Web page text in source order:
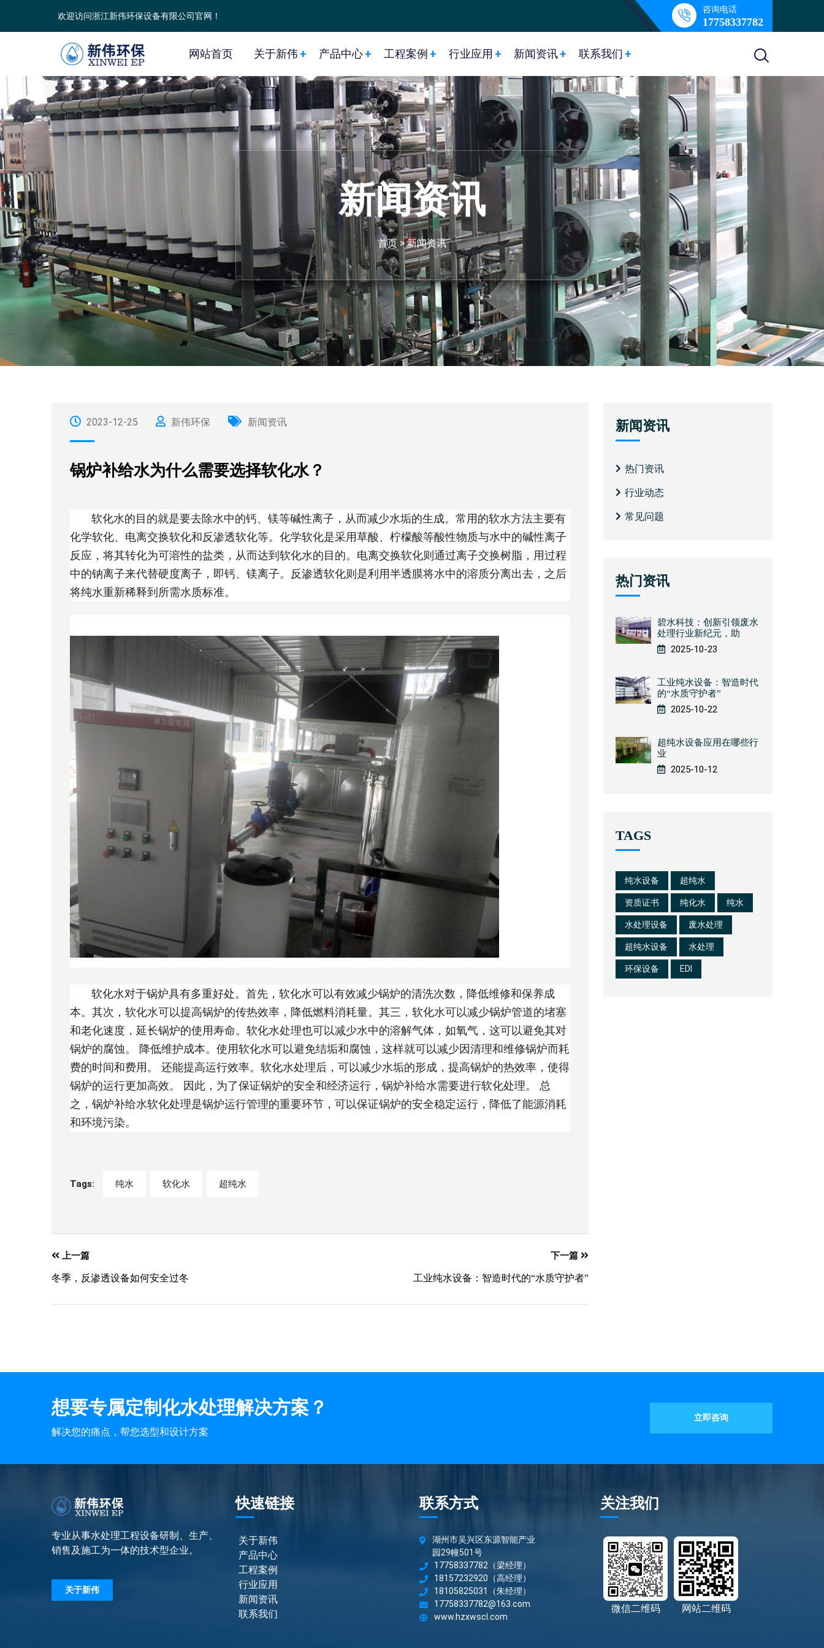
欢迎访问浙江新伟环保设备有限公司官网！
咨询电话
17758337782
网站首页 关于新伟 产品中心 工程案例 行业应用 新闻资讯 联系我们
新闻资讯
首页 >新闻资讯
2023-12-25 新伟环保 新闻资讯
锅炉补给水为什么需要选择软化水？
软化水的目的就是要去除水中的钙、镁等碱性离子，从而减少水垢的生成。常用的软水方法主要有
化学软化、电离交换软化和反渗透软化等。化学软化是采用草酸、柠檬酸等酸性物质与水中的碱性离子
反应，将其转化为可溶性的盐类，从而达到软化水的目的。电离交换软化则通过离子交换树脂，用过程
中的钠离子来代替硬度离子，即钙、镁离子。反渗透软化则是利用半透膜将水中的溶质分离出去，之后
将纯水重新稀释到所需水质标准。
软化水对于锅炉具有多重好处。首先，软化水可以有效减少锅炉的清洗次数，降低维修和保养成
本。其次，软化水可以提高锅炉的传热效率，降低燃料消耗量。其三，软化水可以减少锅炉管道的堵塞
和老化速度，延长锅炉的使用寿命。软化水处理也可以减少水中的溶解气体，如氧气，这可以避免其对
锅炉的腐蚀。 降低维护成本。使用软化水可以避免结垢和腐蚀，这样就可以减少因清理和维修锅炉而耗
费的时间和费用。 还能提高运行效率。软化水处理后，可以减少水垢的形成，提高锅炉的热效率，使得
锅炉的运行更加高效。 因此，为了保证锅炉的安全和经济运行，锅炉补给水需要进行软化处理。 总
之，锅炉补给水软化处理是锅炉运行管理的重要环节，可以保证锅炉的安全稳定运行，降低了能源消耗
和环境污染。
Tags: 纯水 软化水 超纯水
上一篇
冬季，反渗透设备如何安全过冬
下一篇
工业纯水设备：智造时代的“水质守护者”
新闻资讯
热门资讯
行业动态
常见问题
热门资讯
碧水科技：创新引领废水
处理行业新纪元，助
2025-10-23
工业纯水设备：智造时代
的“水质守护者”
2025-10-22
超纯水设备应用在哪些行
业
2025-10-12
TAGS
纯水设备 超纯水
资质证书 纯化水 纯水
水处理设备 废水处理
超纯水设备 水处理
环保设备 EDI
想要专属定制化水处理解决方案？
解决您的痛点，帮您选型和设计方案
立即咨询
专业从事水处理工程设备研制、生产、
销售及施工为一体的技术型企业。
关于新伟
快速链接
关于新伟
产品中心
工程案例
行业应用
新闻资讯
联系我们
联系方式
湖州市吴兴区东源智能产业
园29幢501号
17758337782（梁经理）
18157232920（高经理）
18105825031（朱经理）
17758337782@163.com
www.hzxwscl.com
关注我们
微信二维码 网站二维码